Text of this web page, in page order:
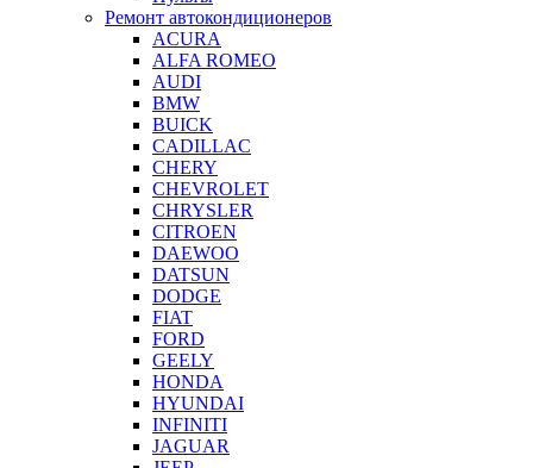
Ремонт автокондиционеров
ACURA
ALFA ROMEO
AUDI
BMW
BUICK
CADILLAC
CHERY
CHEVROLET
CHRYSLER
CITROEN
DAEWOO
DATSUN
DODGE
FIAT
FORD
GEELY
HONDA
HYUNDAI
INFINITI
JAGUAR